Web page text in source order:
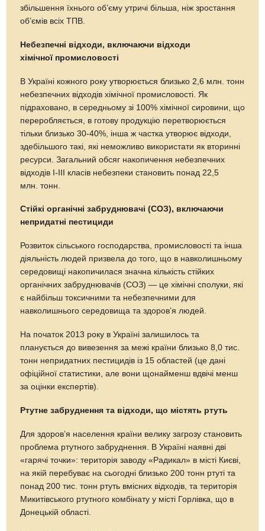
збільшення їхнього об’єму утричі більша, ніж зростання
об’ємів всіх ТПВ.
Небезпечні відходи, включаючи відходи
хімічної промисловості
В Україні кожного року утворюється близько 2,6 млн. тонн
небезпечних відходів хімічної промисловості. Як
підраховано, в середньому зі 100% хімічної сировини, що
переробляється, в готову продукцію перетворюється
тільки близько 30-40%, інша ж частка утворює відходи,
здебільшого такі, які неможливо використати як вторинні
ресурси. Загальний обсяг накопичення небезпечних
відходів І-III класів небезпеки становить понад 22,5
млн. тонн.
Стійкі органічні забруднювачі (СОЗ), включаючи
непридатні пестициди
Розвиток сільського господарства, промисловості та інша
діяльність людей призвела до того, що в навколишньому
середовищі накопичилася значна кількість стійких
органічних забруднювачів (СОЗ) — це хімічні сполуки, які
є найбільш токсичними та небезпечними для
навколишнього середовища та здоров’я людей.
На початок 2013 року в Україні залишилось та
планується до вивезення за межі країни близько 8,0 тис.
тонн непридатних пестицидів із 15 областей (це дані
офіційної статистики, але вони щонайменш вдвічі менш
за оцінки експертів).
Ртутне забруднення та відходи, що містять ртуть
Для здоров’я населення країни велику загрозу становить
проблема ртутного забруднення. В Україні наявні дві
«гарячі точки»: територія заводу «Радикал» в місті Києві,
на якій перебуває на сьогодні близько 200 тонн ртуті та
понад 200 тис. тонн ртуть вмісних відходів, та територія
Микитівського ртутного комбінату у місті Горлівка, що в
Донецькій області.